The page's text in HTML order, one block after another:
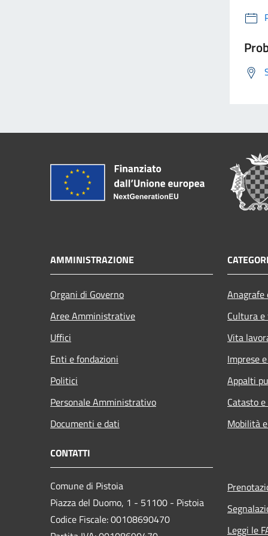
AMMINISTRAZIONE
Organi di Governo
Aree Amministrative
Uffici
Enti e fondazioni
Politici
Personale Amministrativo
Documenti e dati
Cultura
Vita
Imprese
Appalti
Catasto
Mobilità
CONTATTI
Comune di Pistoia
Piazza del Duomo, 1 - 51100 - Pistoia
Codice Fiscale: 00108690470
Leggi le